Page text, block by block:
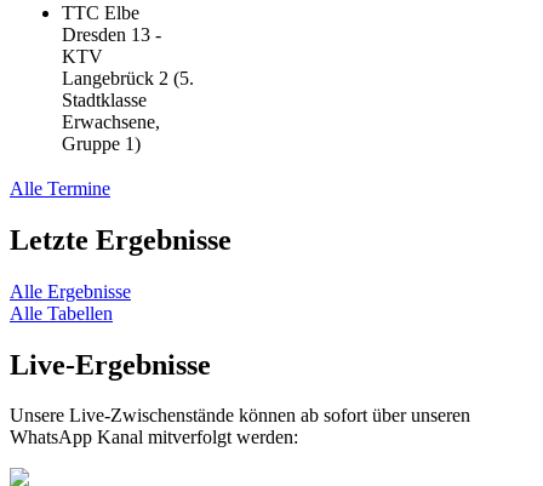
TTC Elbe
Dresden 13 -
KTV
Langebrück 2 (5.
Stadtklasse
Erwachsene,
Gruppe 1)
Alle Termine
Letzte Ergebnisse
Alle Ergebnisse
Alle Tabellen
Live-Ergebnisse
Unsere Live-Zwischenstände können ab sofort über unseren
WhatsApp Kanal mitverfolgt werden: